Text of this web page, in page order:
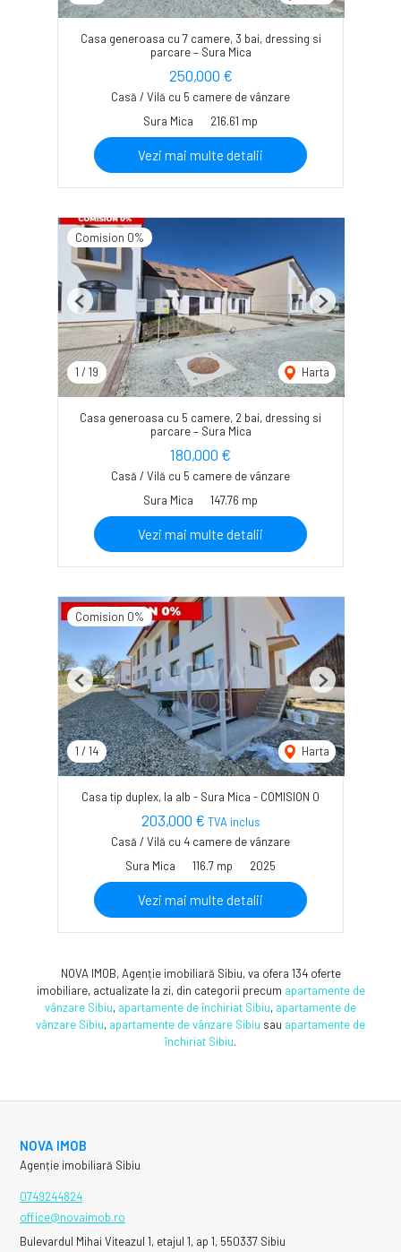
Casa generoasa cu 7 camere, 3 bai, dressing si
parcare – Sura Mica
250,000 €
Casă / Vilă cu 5 camere de vânzare
Sura Mica
216.61 mp
Vezi mai multe detalii
Comision 0%
1 / 19 Harta
Previous Next
Casa generoasa cu 5 camere, 2 bai, dressing si
parcare – Sura Mica
180,000 €
Casă / Vilă cu 5 camere de vânzare
Sura Mica
147.76 mp
Vezi mai multe detalii
Comision 0%
1 / 14 Harta
Previous Next
Casa tip duplex, la alb - Sura Mica - COMISION 0
203,000 € TVA inclus
Casă / Vilă cu 4 camere de vânzare
Sura Mica
116.7 mp 2025
Vezi mai multe detalii
NOVA IMOB, Agenție imobiliară Sibiu, va ofera 134 oferte
imobiliare, actualizate la zi, din categorii precum apartamente de
vânzare Sibiu, apartamente de închiriat Sibiu, apartamente de
vânzare Sibiu, apartamente de vânzare Sibiu sau apartamente de
închiriat Sibiu.
NOVA IMOB
Agenție imobiliară Sibiu
0749244824
office@novaimob.ro
Bulevardul Mihai Viteazul 1, etajul 1, ap 1, 550337 Sibiu